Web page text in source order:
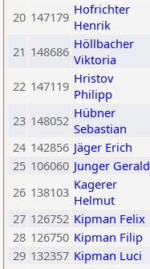
20 147179 Hofrichter
Henrik
21 148686 Höllbacher
Viktoria
22 147119 Hristov
Philipp
23 148052 Hübner
Sebastian
24 142856 Jäger Erich
25 106060 Junger Gerald
26 138103 Kagerer
Helmut
27 126752 Kipman Felix
28 126750 Kipman Filip
29 132357 Kipman Luci